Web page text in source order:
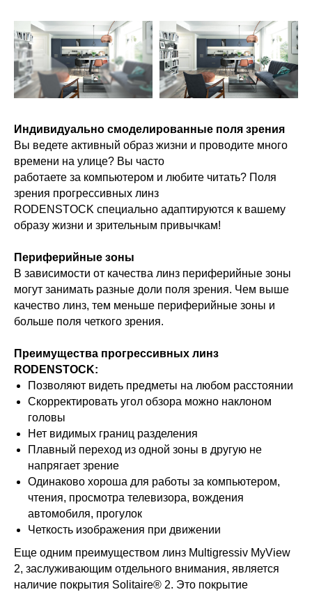
Индивидуально смоделированные поля зрения
Вы ведете активный образ жизни и проводите много
времени на улице? Вы часто
работаете за компьютером и любите читать? Поля
зрения прогрессивных линз
RODENSTOCK специально адаптируются к вашему
образу жизни и зрительным привычкам!
Периферийные зоны
В зависимости от качества линз периферийные зоны
могут занимать разные доли поля зрения. Чем выше
качество линз, тем меньше периферийные зоны и
больше поля четкого зрения.
Преимущества прогрессивных линз
RODENSTOCK:
Позволяют видеть предметы на любом расстоянии
Скорректировать угол обзора можно наклоном
головы
Нет видимых границ разделения
Плавный переход из одной зоны в другую не
напрягает зрение
Одинаково хороша для работы за компьютером,
чтения, просмотра телевизора, вождения
автомобиля, прогулок
Четкость изображения при движении
Еще одним преимуществом линз Multigressiv MyView
2, заслуживающим отдельного внимания, является
наличие покрытия Solitaire®️ 2. Это покрытие